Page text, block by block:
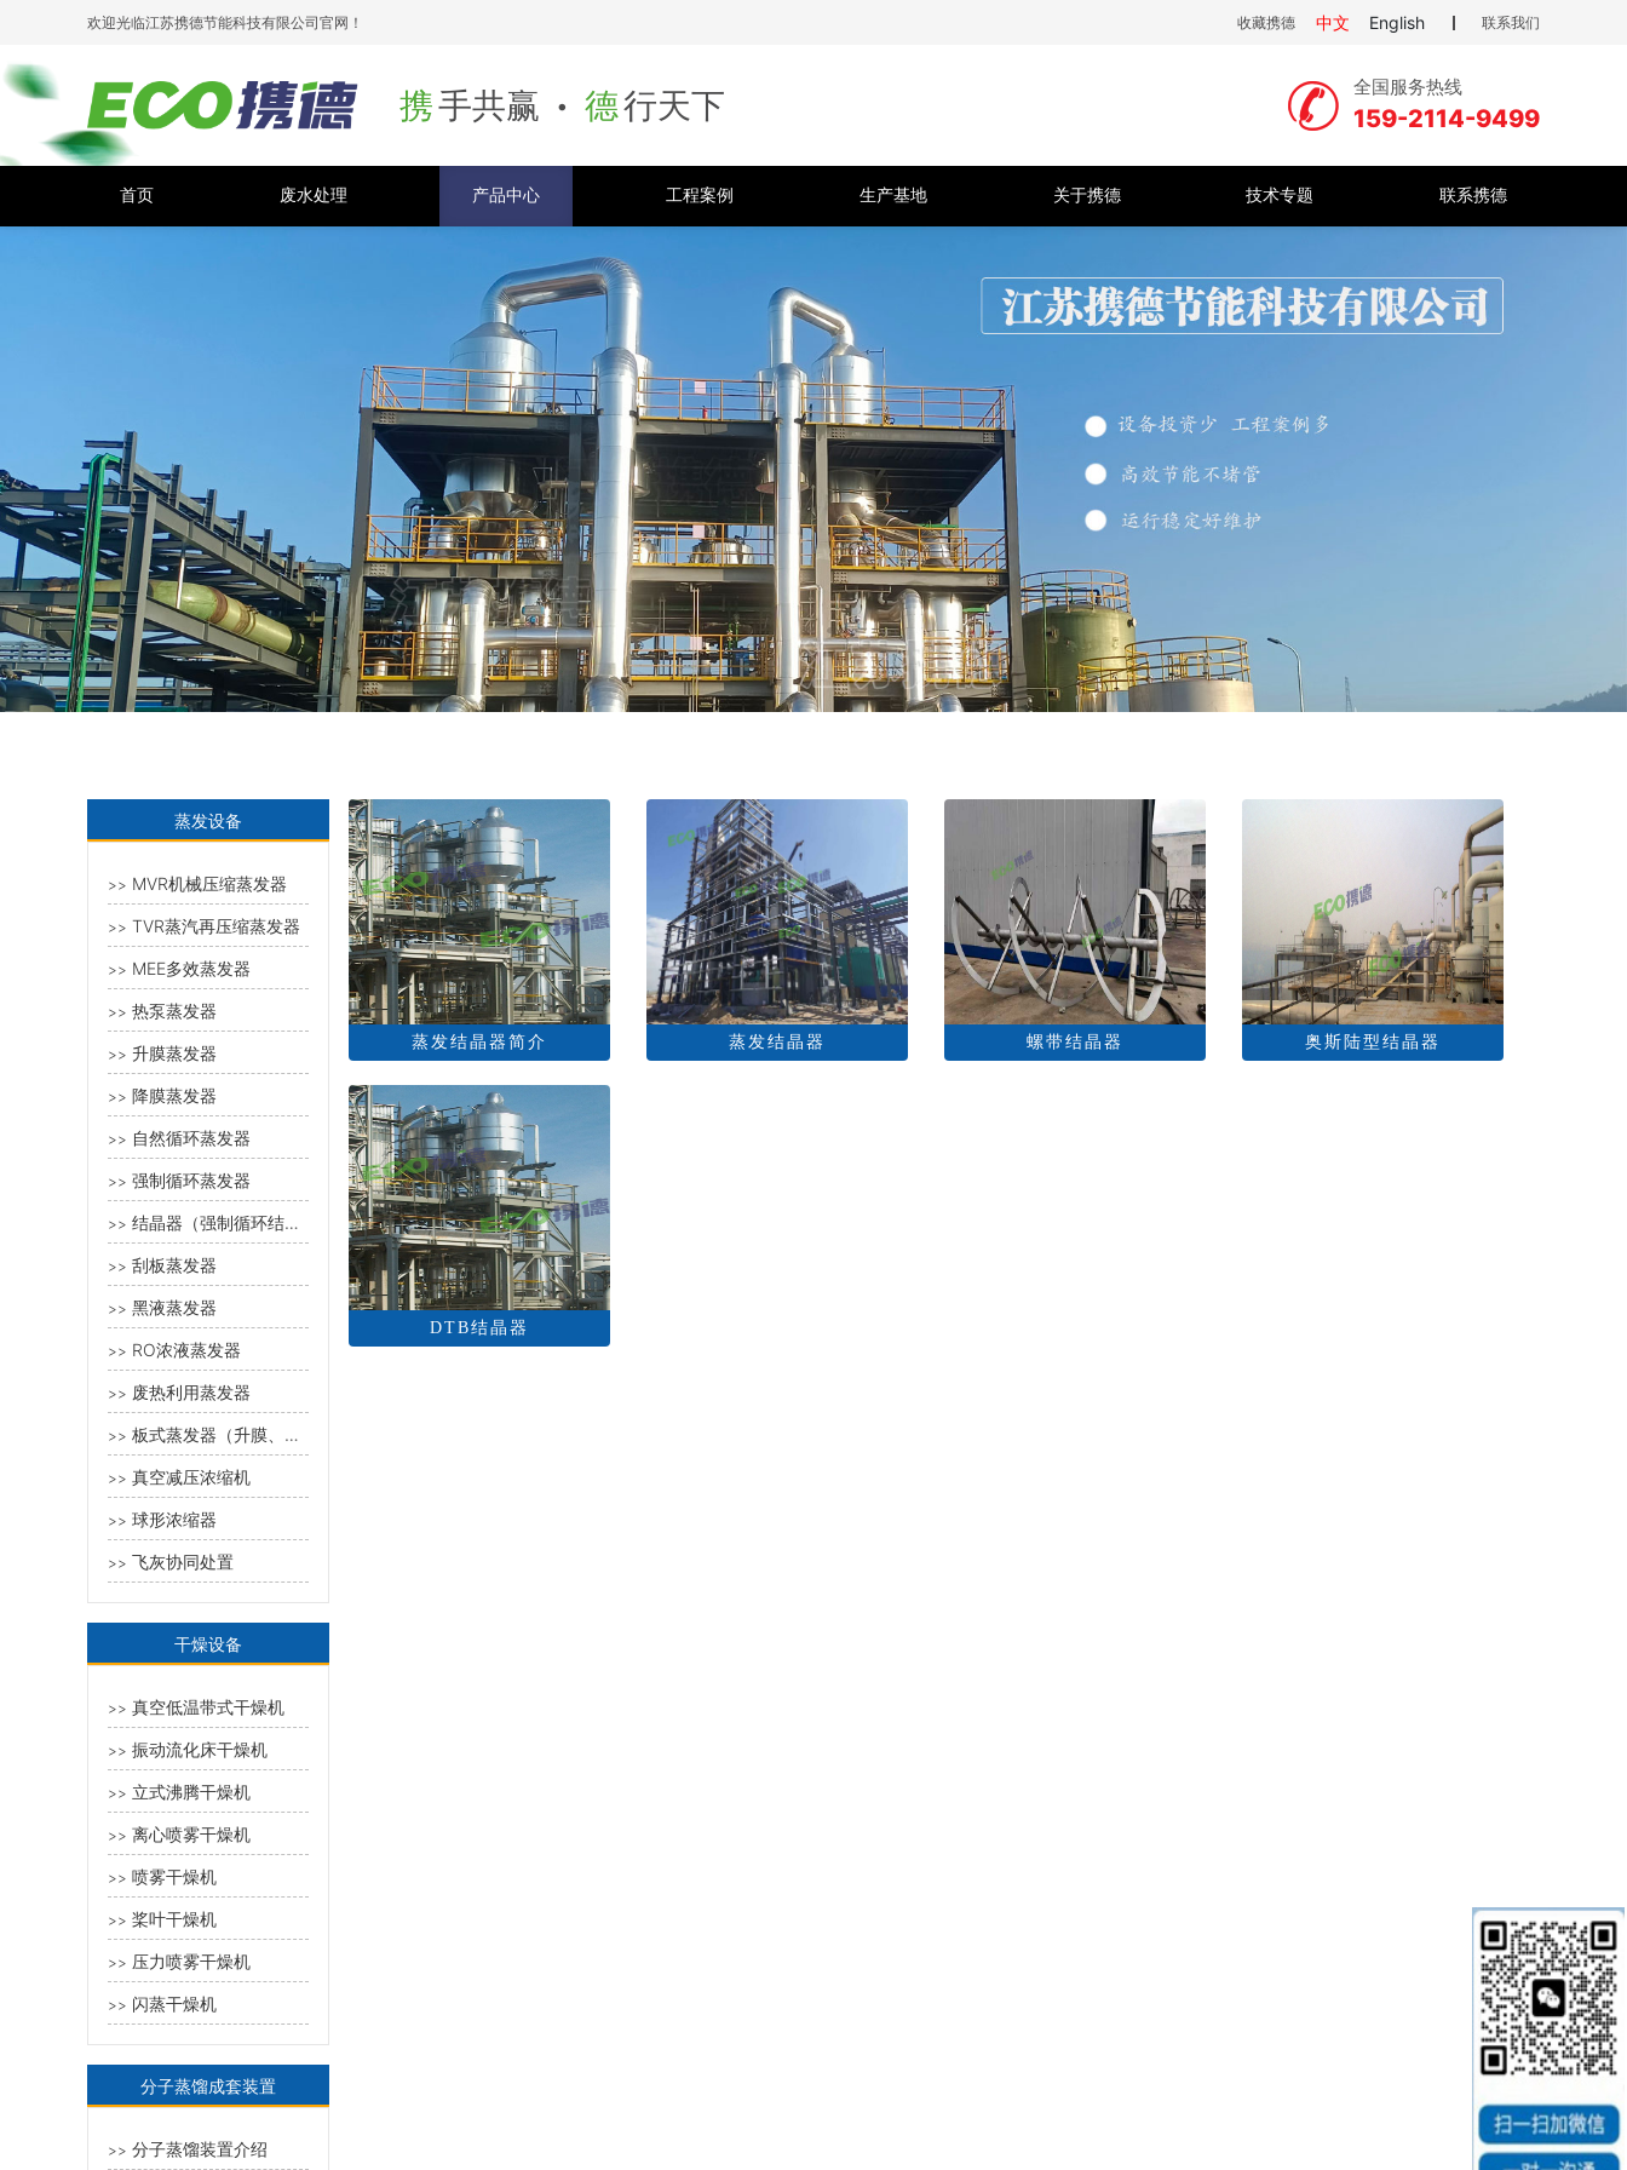
欢迎光临江苏携德节能科技有限公司官网！ 收藏携德 中文 English 联系我们
携手共赢 . 德行天下 全国服务热线
159-2114-9499
首页 废水处理 产品中心 工程案例 生产基地 关于携德 技术专题 联系携德
蒸发设备
>> MVR机械压缩蒸发器
>> TVR蒸汽再压缩蒸发器
>> MEE多效蒸发器
>> 热泵蒸发器
>> 升膜蒸发器
>> 降膜蒸发器
>> 自然循环蒸发器
>> 强制循环蒸发器
>> 结晶器（强制循环结晶器、奥斯陆型蒸发器、DTB型蒸发结晶器）
>> 刮板蒸发器
>> 黑液蒸发器
>> RO浓液蒸发器
>> 废热利用蒸发器
>> 板式蒸发器（升膜、降膜、强制循环）
>> 真空减压浓缩机
>> 球形浓缩器
>> 飞灰协同处置
干燥设备
>> 真空低温带式干燥机
>> 振动流化床干燥机
>> 立式沸腾干燥机
>> 离心喷雾干燥机
>> 喷雾干燥机
>> 桨叶干燥机
>> 压力喷雾干燥机
>> 闪蒸干燥机
分子蒸馏成套装置
>> 分子蒸馏装置介绍
蒸发结晶器简介 蒸发结晶器 螺带结晶器 奥斯陆型结晶器
DTB结晶器